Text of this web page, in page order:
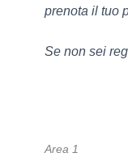
prenota il tuo
Se non sei
Area 1